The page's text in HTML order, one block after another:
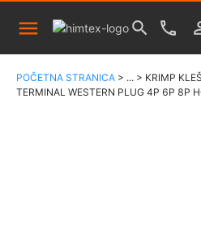
POČETNA STRANICA > ... > KRIMP
TERMINAL WESTERN PLUG 4P 6P 8P